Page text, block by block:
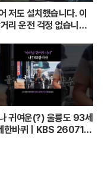
저도 설치했습니다. 이
리 운전 걱정 없습니다.
귀여운(?) 울릉도 93세
한바퀴ㅣKBS 260711